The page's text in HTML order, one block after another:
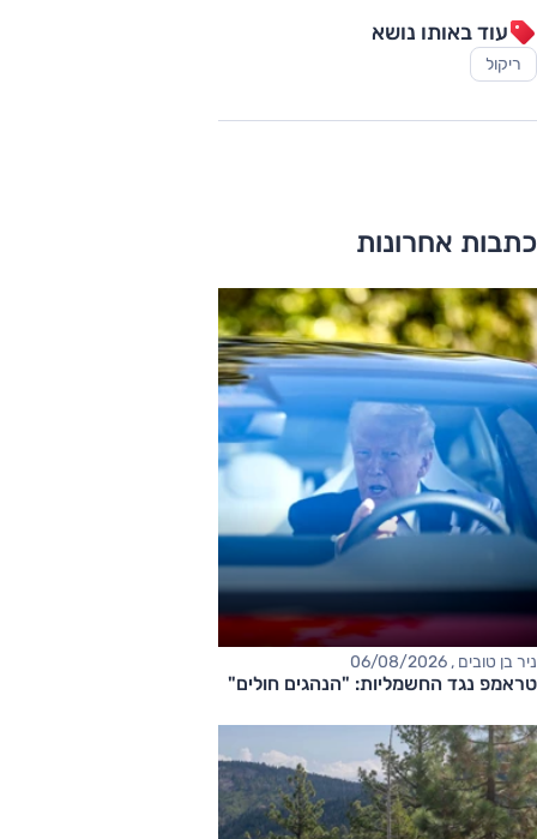
עוד באותו נושא
ריקול
כתבות אחרונות
ניר בן טובים , 06/08/2026
טראמפ נגד החשמליות: "הנהגים חולים"